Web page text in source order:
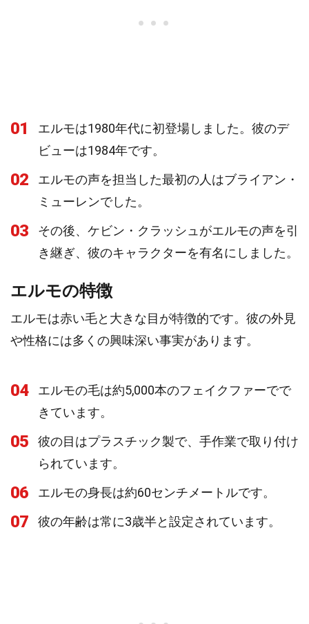
01
エルモは1980年代に初登場しました。彼のデ
ビューは1984年です。
02
エルモの声を担当した最初の人はブライアン・
ミューレンでした。
03
その後、ケビン・クラッシュがエルモの声を引
き継ぎ、彼のキャラクターを有名にしました。
エルモの特徴
エルモは赤い毛と大きな目が特徴的です。彼の外見
や性格には多くの興味深い事実があります。
04
エルモの毛は約5,000本のフェイクファーでで
きています。
05
彼の目はプラスチック製で、手作業で取り付け
られています。
06 エルモの身長は約60センチメートルです。
07 彼の年齢は常に3歳半と設定されています。